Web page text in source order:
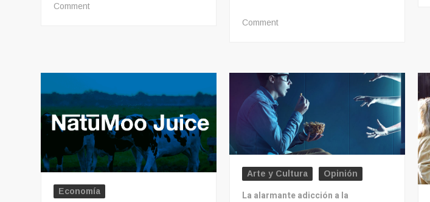
Commenton
Commenton
reñida
por
artículos
extraños
y
de
oscuro.
Economía
Arte y Cultura Opinión
La alarmante adicción a la